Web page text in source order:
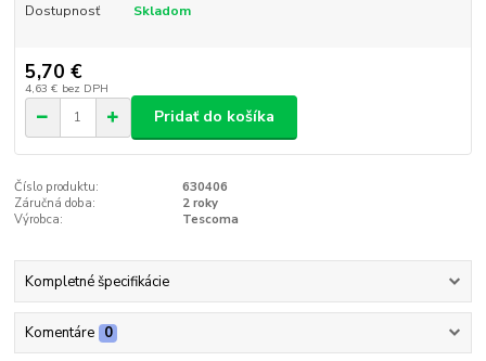
Dostupnosť Skladom
5,70 €
4,63 € bez DPH
Pridať do košíka
Číslo produktu:
630406
Záručná doba:
2 roky
Výrobca:
Tescoma
Kompletné špecifikácie
Komentáre 0